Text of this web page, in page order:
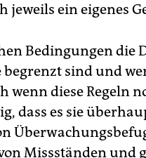
jeweils ein eigenes
Bedingungen die
sind und
diese Regeln
dass es sie
Missständen und